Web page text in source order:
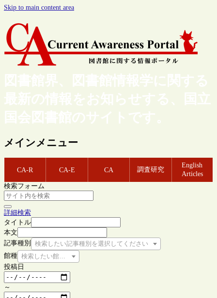
Skip to main content area
図書館界、図書館情報学に関する
最新の情報をお知らせする、国立
国会図書館のサイトです。
メインメニュー
CA-R CA-E CA 調査研究
English
Articles
検索フォーム
詳細検索
タイトル
本文
記事種別
検索したい記事種別を選択してください
館種 検索したい館種を選択してください
投稿日
～